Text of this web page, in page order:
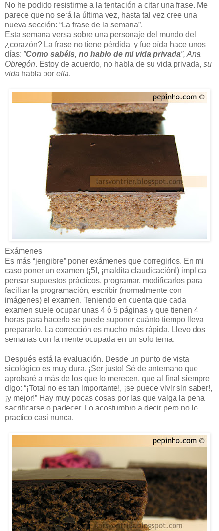
No he podido resistirme a la tentación a citar una frase. Me
parece que no será la última vez, hasta tal vez cree una
nueva sección: “La frase de la semana”.
Esta semana versa sobre una personaje del mundo del
¿corazón? La frase no tiene pérdida, y fue oída hace unos
días: ”Como sabéis, no hablo de mi vida privada”, Ana
Obregón. Estoy de acuerdo, no habla de su vida privada, su
vida habla por ella.
Exámenes
Es más “jengibre” poner exámenes que corregirlos. En mi
caso poner un examen (¡5!, ¡maldita claudicación!) implica
pensar supuestos prácticos, programar, modificarlos para
facilitar la programación, escribir (normalmente con
imágenes) el examen. Teniendo en cuenta que cada
examen suele ocupar unas 4 ó 5 páginas y que tienen 4
horas para hacerlo se puede suponer cuánto tiempo lleva
prepararlo. La corrección es mucho más rápida. Llevo dos
semanas con la mente ocupada en un solo tema.
Después está la evaluación. Desde un punto de vista
sicológico es muy dura. ¡Ser justo! Sé de antemano que
aprobaré a más de los que lo merecen, que al final siempre
digo: “¡Total no es tan importante!, ¡se puede vivir sin saber!,
¡y mejor!” Hay muy pocas cosas por las que valga la pena
sacrificarse o padecer. Lo acostumbro a decir pero no lo
practico casi nunca.